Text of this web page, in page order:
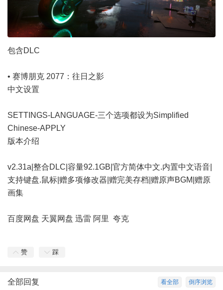
包含DLC
• 赛博朋克 2077：往日之影
中文设置
SETTINGS-LANGUAGE-三个选项都设为Simplified
Chinese-APPLY
版本介绍
v2.31a|整合DLC|容量92.1GB|官方简体中文.内置中文语音|
支持键盘.鼠标|赠多项修改器|赠完美存档|赠原声BGM|赠原
画集
百度网盘 天翼网盘 迅雷 阿里 夸克
赞 踩
倒序浏览
看全部
全部回复